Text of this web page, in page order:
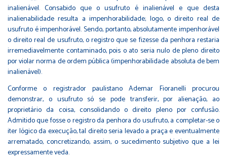
inalienável. Consabido que o usufruto é inalienável e que desta
inalienabilidade resulta a impenhorabilidade; logo, o direito real de
usufruto é impenhorável. Sendo, portanto, absolutamente impenhorável
o direito real de usufruto, o registro que se fizesse da penhora restaria
irremediavelmente contaminado, pois o ato seria nulo de pleno direito
por violar norma de ordem pública (impenhorabilidade absoluta de bem
inalienável).
Conforme o registrador paulistano Ademar Fioranelli procurou
demonstrar, o usufruto só se pode transferir, por alienação, ao
proprietário da coisa, consolidando o direito pleno por confusão.
Admitido que fosse o registro da penhora do usufruto, a completar-se o
iter lógico da execução, tal direito seria levado a praça e eventualmente
arrematado, concretizando, assim, o sucedimento subjetivo que a lei
expressamente veda.